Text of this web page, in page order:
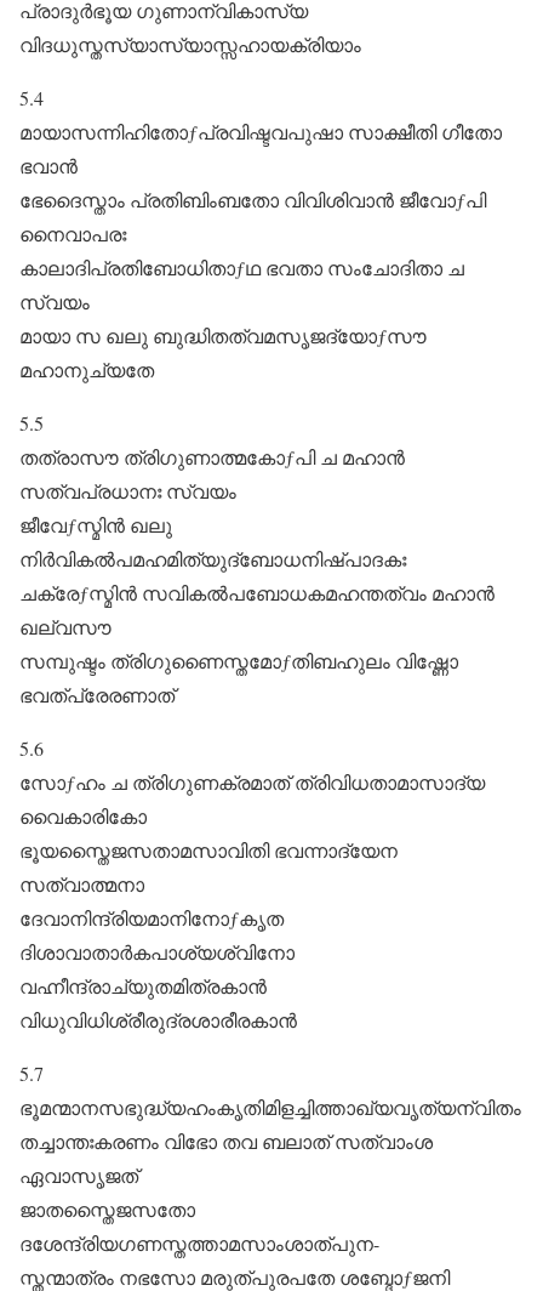
പ്രാദുർഭൂയ ഗുണാന്വികാസ്യ
വിദധുസ്തസ്യാസ്യാസ്സഹായക്രിയാം
5.4
മായാസന്നിഹിതോƒപ്രവിഷ്ടവപുഷാ സാക്ഷീതി ഗീതോ
ഭവാൻ
ഭേദൈസ്താം പ്രതിബിംബതോ വിവിശിവാൻ ജീവോƒപി
നൈവാപരഃ
കാലാദിപ്രതിബോധിതാƒഥ ഭവതാ സംചോദിതാ ച
സ്വയം
മായാ സ ഖലു ബുദ്ധിതത്വമസൃജദ്യോƒസൗ
മഹാനുച്യതേ
5.5
തത്രാസൗ ത്രിഗുണാത്മകോƒപി ച മഹാൻ
സത്വപ്രധാനഃ സ്വയം
ജീവേƒസ്മിൻ ഖലു
നിർവികൽപമഹമിത്യുദ്ബോധനിഷ്പാദകഃ
ചക്രേƒസ്മിൻ സവികൽപബോധകമഹന്തത്വം മഹാൻ
ഖല്വസൗ
സമ്പുഷ്ടം ത്രിഗുണൈസ്തമോƒതിബഹുലം വിഷ്ണോ
ഭവത്പ്രേരണാത്‌
5.6
സോƒഹം ച ത്രിഗുണക്രമാത്‌ ത്രിവിധതാമാസാദ്യ
വൈകാരികോ
ഭൂയസ്തൈജസതാമസാവിതി ഭവന്നാദ്യേന
സത്വാത്മനാ
ദേവാനിന്ദ്രിയമാനിനോƒകൃത
ദിശാവാതാർകപാശ്യശ്വിനോ
വഹ്നീന്ദ്രാച്യുതമിത്രകാൻ
വിധുവിധിശ്രീരുദ്രശാരീരകാൻ
5.7
ഭൂമന്മാനസഭുദ്ധ്യഹംകൃതിമിളച്ചിത്താഖ്യവൃത്യന്വിതം
തച്ചാന്തഃകരണം വിഭോ തവ ബലാത്‌ സത്വാംശ
ഏവാസൃജത്‌
ജാതസ്തൈജസതോ
ദശേന്ദ്രിയഗണസ്തത്താമസാംശാത്പുന-
സ്തന്മാത്രം നഭസോ മരുത്പുരപതേ ശബ്ദോƒജനി